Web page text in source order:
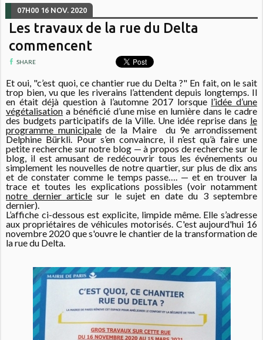
07H00 16 NOV. 2020
Les travaux de la rue du Delta
commencent
SHARE
Et oui, "c’est quoi, ce chantier rue du Delta ?" En fait, on le sait
trop bien, vu que les riverains l’attendent depuis longtemps. Il
en était déjà question à l’automne 2017 lorsque l’idée d’une
végétalisation a bénéficié d’une mise en lumière dans le cadre
des budgets participatifs de la Ville. Une idée reprise dans le
programme municipalede la Maire du 9e arrondissement
Delphine Bürkli. Pour s’en convaincre, il n’est qu’à faire une
petite recherche sur notre blog — à propos de recherche sur le
blog, il est amusant de redécouvrir tous les événements ou
simplement les nouvelles de notre quartier, sur plus de dix ans
et de constater comme le temps passe…. — et en trouver la
trace et toutes les explications possibles (voir notamment
notre dernier articlesur le sujet en date du 3 septembre
dernier).
L’affiche ci-dessous est explicite, limpide même. Elle s’adresse
aux propriétaires de véhicules motorisés. C'est aujourd'hui 16
novembre 2020 que s'ouvre le chantier de la transformation de
la rue du Delta.